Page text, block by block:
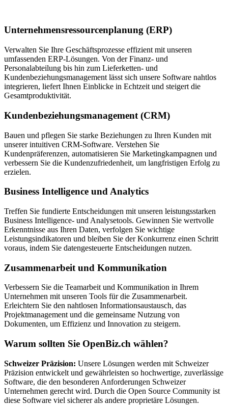
Unternehmensressourcenplanung (ERP)
Verwalten Sie Ihre Geschäftsprozesse effizient mit unseren
umfassenden ERP-Lösungen. Von der Finanz- und
Personalabteilung bis hin zum Lieferketten- und
Kundenbeziehungsmanagement lässt sich unsere Software nahtlos
integrieren, liefert Ihnen Einblicke in Echtzeit und steigert die
Gesamtproduktivität.
Kundenbeziehungsmanagement (CRM)
Bauen und pflegen Sie starke Beziehungen zu Ihren Kunden mit
unserer intuitiven CRM-Software. Verstehen Sie
Kundenpräferenzen, automatisieren Sie Marketingkampagnen und
verbessern Sie die Kundenzufriedenheit, um langfristigen Erfolg zu
erzielen.
Business Intelligence und Analytics
Treffen Sie fundierte Entscheidungen mit unseren leistungsstarken
Business Intelligence- und Analysetools. Gewinnen Sie wertvolle
Erkenntnisse aus Ihren Daten, verfolgen Sie wichtige
Leistungsindikatoren und bleiben Sie der Konkurrenz einen Schritt
voraus, indem Sie datengesteuerte Entscheidungen nutzen.
Zusammenarbeit und Kommunikation
Verbessern Sie die Teamarbeit und Kommunikation in Ihrem
Unternehmen mit unseren Tools für die Zusammenarbeit.
Erleichtern Sie den nahtlosen Informationsaustausch, das
Projektmanagement und die gemeinsame Nutzung von
Dokumenten, um Effizienz und Innovation zu steigern.
Warum sollten Sie OpenBiz.ch wählen?
Schweizer Präzision: Unsere Lösungen werden mit Schweizer
Präzision entwickelt und gewährleisten so hochwertige, zuverlässige
Software, die den besonderen Anforderungen Schweizer
Unternehmen gerecht wird. Durch die Open Source Community ist
diese Software viel sicherer als andere proprietäre Lösungen.